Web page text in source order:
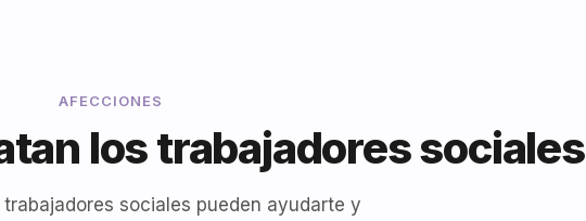
AFECCIONES
los trabajadores sociales
sociales pueden ayudarte y